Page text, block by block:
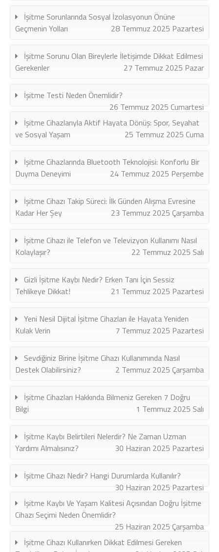
İşitme Sorunlarında Sosyal İzolasyonun Önüne
Geçmenin Yolları
28 Temmuz 2025 Pazartesi
İşitme Sorunu Olan Bireylerle İletişimde Dikkat Edilmesi
Gerekenler
27 Temmuz 2025 Pazar
İşitme Testi Neden Önemlidir?
26 Temmuz 2025 Cumartesi
İşitme Cihazlarıyla Aktif Hayata Dönüş: Spor, Seyahat
ve Sosyal Yaşam
25 Temmuz 2025 Cuma
İşitme Cihazlarında Bluetooth Teknolojisi: Konforlu Bir
Duyma Deneyimi
24 Temmuz 2025 Perşembe
İşitme Cihazı Takip Süreci: İlk Günden Alışma Evresine
Kadar Her Şey
23 Temmuz 2025 Çarşamba
İşitme Cihazı ile Telefon ve Televizyon Kullanımı Nasıl
Kolaylaşır?
22 Temmuz 2025 Salı
Gizli İşitme Kaybı Nedir? Erken Tanı İçin Sessiz
Tehlikeye Dikkat!
21 Temmuz 2025 Pazartesi
Yeni Nesil Dijital İşitme Cihazları ile Hayata Yeniden
Kulak Verin
7 Temmuz 2025 Pazartesi
Sevdiğiniz Birine İşitme Cihazı Kullanımında Nasıl
Destek Olabilirsiniz?
2 Temmuz 2025 Çarşamba
İşitme Cihazları Hakkında Bilmeniz Gereken 7 Doğru
Bilgi
1 Temmuz 2025 Salı
İşitme Kaybı Belirtileri Nelerdir? Ne Zaman Uzman
Yardımı Almalısınız?
30 Haziran 2025 Pazartesi
İşitme Cihazı Nedir? Hangi Durumlarda Kullanılır?
30 Haziran 2025 Pazartesi
İşitme Kaybı Ve Yaşam Kalitesi Açısından Doğru İşitme
Cihazı Seçimi Neden Önemlidir?
25 Haziran 2025 Çarşamba
İşitme Cihazı Kullanırken Dikkat Edilmesi Gereken